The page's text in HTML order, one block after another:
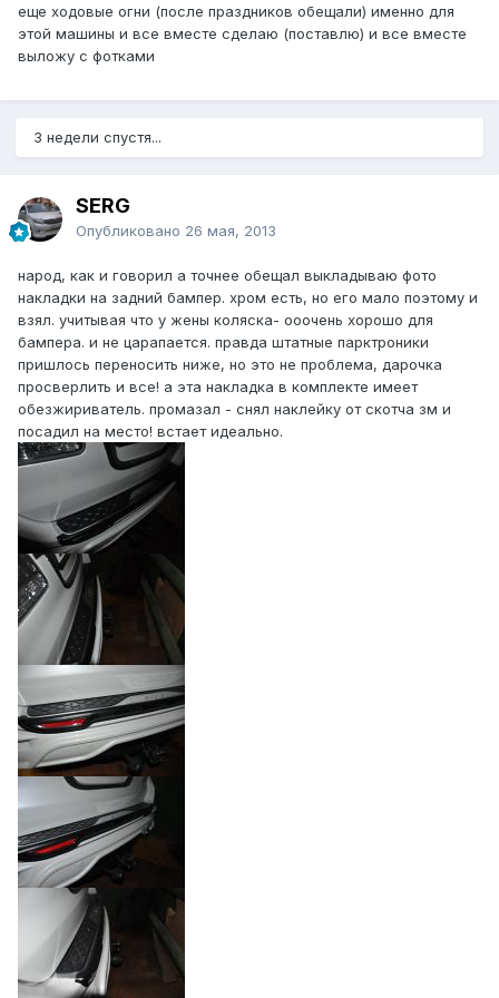
еще ходовые огни (после праздников обещали) именно для
этой машины и все вместе сделаю (поставлю) и все вместе
выложу с фотками
3 недели спустя...
SERG
Опубликовано 26 мая, 2013
народ, как и говорил а точнее обещал выкладываю фото
накладки на задний бампер. хром есть, но его мало поэтому и
взял. учитывая что у жены коляска- ооочень хорошо для
бампера. и не царапается. правда штатные парктроники
пришлось переносить ниже, но это не проблема, дарочка
просверлить и все! а эта накладка в комплекте имеет
обезжириватель. промазал - снял наклейку от скотча зм и
посадил на место! встает идеально.